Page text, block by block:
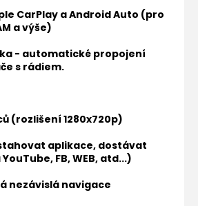
CarPlay a Android Auto (pro
a výše)
- automatické propojení
s rádiem.
(rozlišení 1280x720p)
aplikace, dostávat
FB, WEB, atd...)
nezávislá navigace